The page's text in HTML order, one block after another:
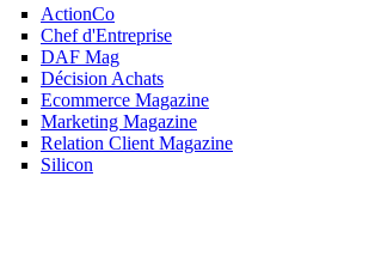
ActionCo
Chef d'Entreprise
DAF Mag
Décision Achats
Ecommerce Magazine
Marketing Magazine
Relation Client Magazine
Silicon